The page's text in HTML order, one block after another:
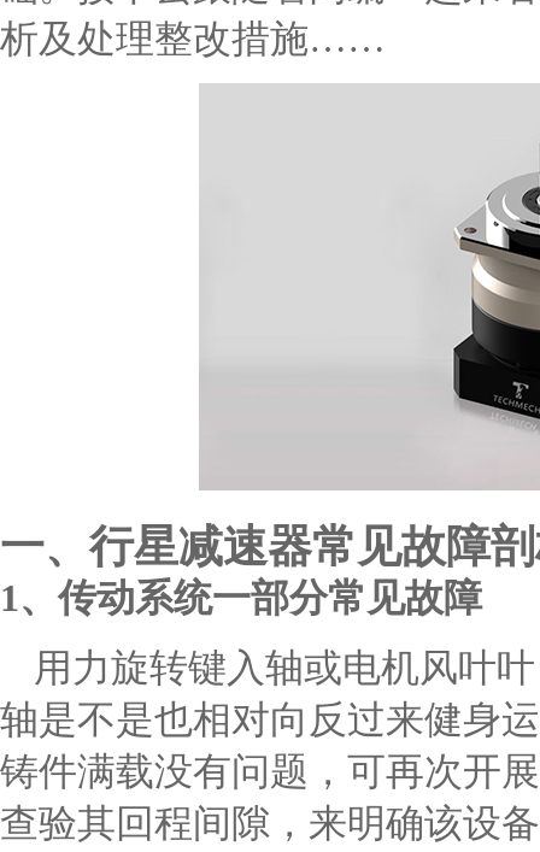
析及处理整改措施……
一、行星减速器常见故障
1、传动系统一部分常见故障
用力旋转键入轴或电机风叶
轴是不是也相对向反过来健身
铸件满载没有问题，可再次开
查验其回程间隙，来明确该设